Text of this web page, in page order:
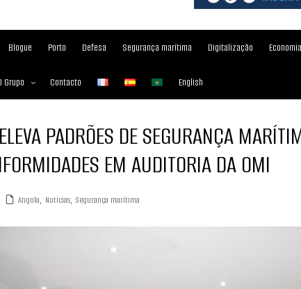
Blogue Porto Defesa Segurança marítima Digitalização
Grupo
Nossos Serviços
Media Partner 2019 – 2023
Contacto English
PADRÕES DE SEGURANÇA
EM AUDITORIA DA OMI
Angola, Notícias, Segurança marítima